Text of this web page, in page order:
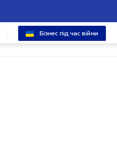
Бізнес під час війни